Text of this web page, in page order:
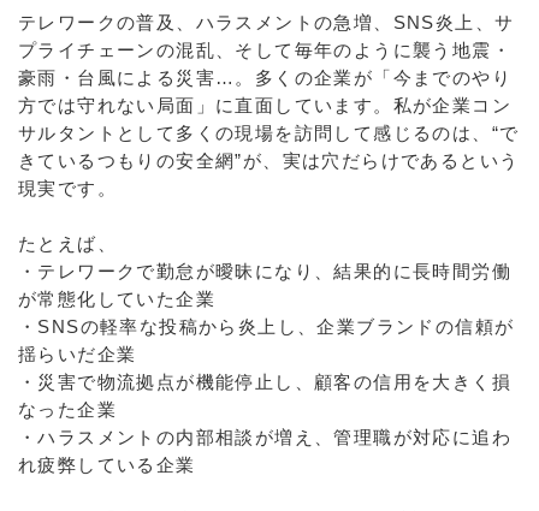
テレワークの普及、ハラスメントの急増、SNS炎上、サ
プライチェーンの混乱、そして毎年のように襲う地震・
豪雨・台風による災害…。多くの企業が「今までのやり
方では守れない局面」に直面しています。私が企業コン
サルタントとして多くの現場を訪問して感じるのは、“で
きているつもりの安全網”が、実は穴だらけであるという
現実です。
たとえば、
・テレワークで勤怠が曖昧になり、結果的に長時間労働
が常態化していた企業
・SNSの軽率な投稿から炎上し、企業ブランドの信頼が
揺らいだ企業
・災害で物流拠点が機能停止し、顧客の信用を大きく損
なった企業
・ハラスメントの内部相談が増え、管理職が対応に追わ
れ疲弊している企業